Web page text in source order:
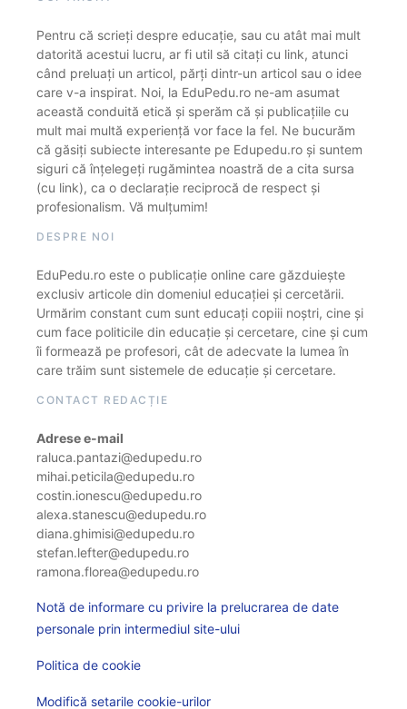
Pentru că scrieți despre educație, sau cu atât mai mult
datorită acestui lucru, ar fi util să citați cu link, atunci
când preluați un articol, părți dintr-un articol sau o idee
care v-a inspirat. Noi, la EduPedu.ro ne-am asumat
această conduită etică și sperăm că și publicațiile cu
mult mai multă experiență vor face la fel. Ne bucurăm
că găsiți subiecte interesante pe Edupedu.ro și suntem
siguri că înțelegeți rugămintea noastră de a cita sursa
(cu link), ca o declarație reciprocă de respect și
profesionalism. Vă mulțumim!
DESPRE NOI
EduPedu.ro este o publicație online care găzduiește
exclusiv articole din domeniul educației și cercetării.
Urmărim constant cum sunt educați copiii noștri, cine și
cum face politicile din educație și cercetare, cine și cum
îi formează pe profesori, cât de adecvate la lumea în
care trăim sunt sistemele de educație și cercetare.
CONTACT REDACȚIE
Adrese e-mail
raluca.pantazi@edupedu.ro
mihai.peticila@edupedu.ro
costin.ionescu@edupedu.ro
alexa.stanescu@edupedu.ro
diana.ghimisi@edupedu.ro
stefan.lefter@edupedu.ro
ramona.florea@edupedu.ro
Notă de informare cu privire la prelucrarea de date
personale prin intermediul site-ului
Politica de cookie
Modifică setarile cookie-urilor